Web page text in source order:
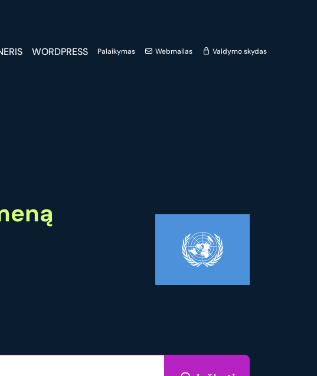
WORDPRESS Palaikymas Webmailas Valdymo skydas